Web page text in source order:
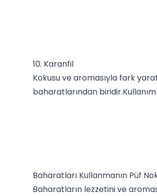
10. Karanfil
Kokusu ve aromasıyla fark
baharatlarından biridir.Kullanım
Baharatları Kullanmanın Püf
Baharatların lezzetini ve